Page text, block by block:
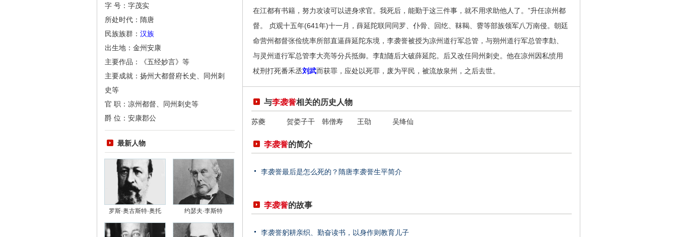
字 号：字茂实
所处时代：隋唐
民族族群： 汉族
出生地：金州安康
主要作品：《五经妙言》等
主要成就：扬州大都督府长史、同州刺
史等
官 职：凉州都督、同州刺史等
爵 位：安康郡公
最新人物
罗斯·奥古斯特·奥托 约瑟夫·李斯特
在江都有书籍，努力攻读可以进身求官。我死后，能勤于这三件事，就不用求助他人了。”升任凉州都
督。 贞观十五年(641年)十一月，薛延陀联同同罗、仆骨、回纥、靺鞨、霫等部族领军八万南侵。朝廷
命营州都督张俭统率所部直逼薛延陀东境，李袭誉被授为凉州道行军总管，与朔州道行军总管李勣、
与灵州道行军总管李大亮等分兵抵御。李勣随后大破薛延陀。后又改任同州刺史。他在凉州因私愤用
杖刑打死番禾丞刘武而获罪，应处以死罪，废为平民，被流放泉州，之后去世。
与李袭誉相关的历史人物
苏夔 贺娄子干 韩僧寿 王劭 吴绛仙
李袭誉的简介
李袭誉最后是怎么死的？隋唐李袭誉生平简介
李袭誉的故事
李袭誉躬耕亲织、勤奋读书，以身作则教育儿子